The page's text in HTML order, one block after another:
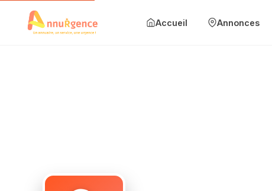
Accueil Annonces